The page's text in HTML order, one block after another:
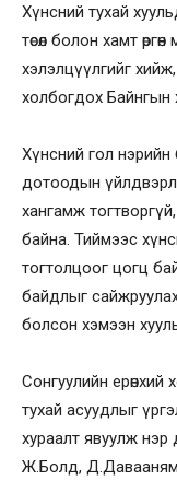
Хүнсний тухай
төсөл болон хамт
хэлэлцүүлгийг
холбогдох
Хүнсний гол нэрийн
дотоодын
хангамж
байна. Тиймээс
тогтолцоог цогц
байдлыг
болсон хэмээн
Сонгуулийн ерөнхий
тухай асуудлыг
хураалт явуулж
Ж.Болд, Д.Давааням